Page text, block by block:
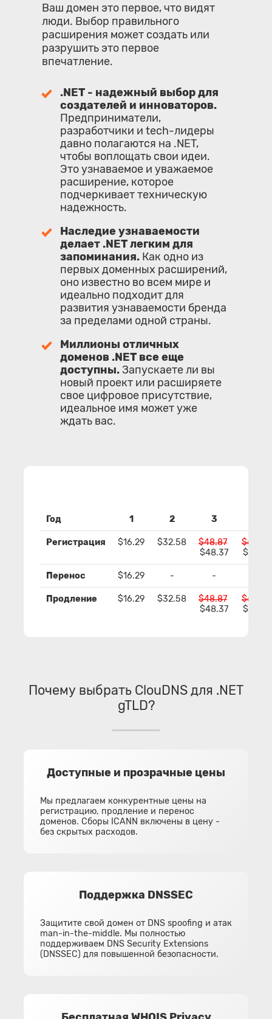
Ваш домен это первое, что видят
люди. Выбор правильного
расширения может создать или
разрушить это первое
впечатление.
.NET - надежный выбор для
создателей и инноваторов.
Предприниматели,
разработчики и tech-лидеры
давно полагаются на .NET,
чтобы воплощать свои идеи.
Это узнаваемое и уважаемое
расширение, которое
подчеркивает техническую
надежность.
Наследие узнаваемости
делает .NET легким для
запоминания. Как одно из
первых доменных расширений,
оно известно во всем мире и
идеально подходит для
развития узнаваемости бренда
за пределами одной страны.
Миллионы отличных
доменов .NET все еще
доступны.Запускаете ли вы
новый проект или расширяете
свое цифровое присутствие,
идеальное имя может уже
ждать вас.
Год 1 2 3
Регистрация $16.29 $32.58
$48.87
$48.37
$65.16
$64.16
Перенос $16.29 - -
Продление $16.29 $32.58
$48.87
$48.37
$65.16
$64.16
Почему выбрать ClouDNS для .NET
gTLD?
Доступные и прозрачные цены
Мы предлагаем конкурентные цены на
регистрацию, продление и перенос
доменов. Сборы ICANN включены в цену -
без скрытых расходов.
Поддержка DNSSEC
Защитите свой домен от DNS spoofing и атак
man-in-the-middle. Мы полностью
поддерживаем DNS Security Extensions
(DNSSEC) для повышенной безопасности.